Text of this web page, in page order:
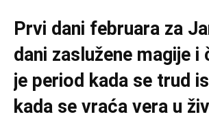
Prvi dani februara za
dani zaslužene magije i
je period kada se trud
kada se vraća vera u